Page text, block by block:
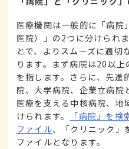
医療機関は一般的に「病院
医院）」の2つに分けられ
とで、よりスムーズに適切
ります。まず病院は20以
を指します。さらに、先進
院、大学病院、企業立病院
医療を支える中核病院、地
けられます。
「病院」を検
ファイル、「クリニック」
ファイルとなります。